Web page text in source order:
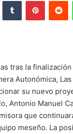
tras la
Autonómica, Las
su nuevo
Antonio Manuel
que
meseño. La